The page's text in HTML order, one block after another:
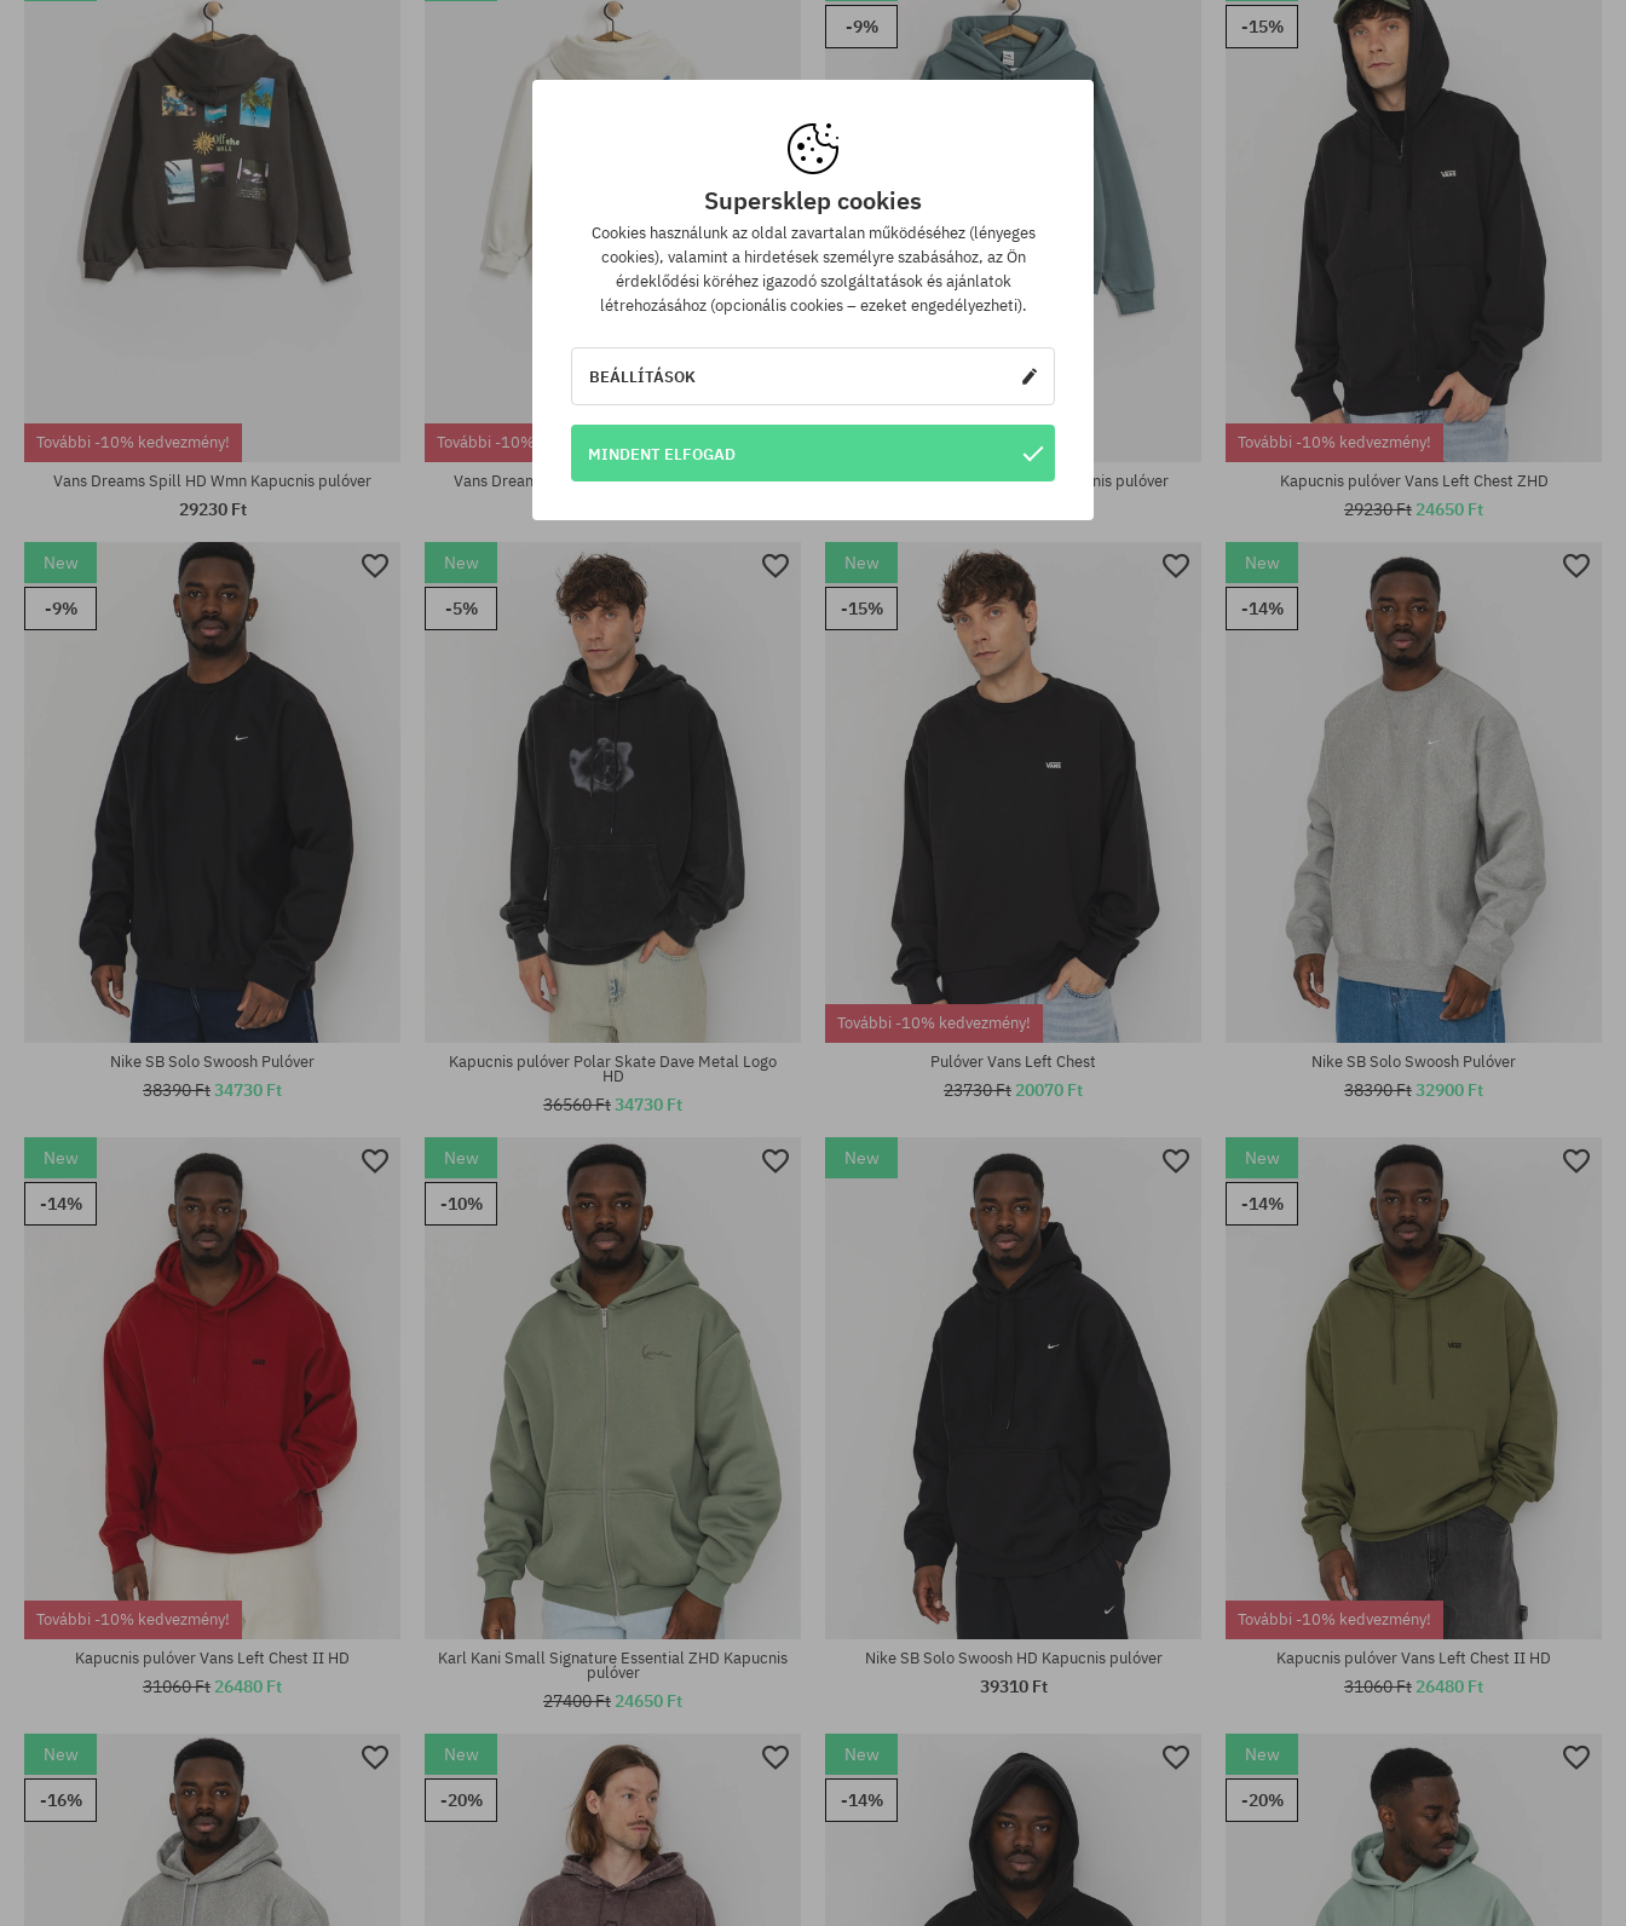
M; L
S; M; L
Elérhető méretek:
Elérhető méretek:
S; M; L; XL
Elérhető méretek:
További -10% kedvezmény!
Vans Dreams Spill HD Wmn Kapucnis pulóver
29230 Ft
Elérhető méretek:
További -10% kedvezmény!
Vans Dreams Spill HD Wmn Kapucnis pulóver
-9%
Elérhető méretek:
XL
Nike SB Essential Logo HD Kapucnis pulóver
-15%
Elérhető méretek:
S; M; L; XL; XXL
További -10% kedvezmény!
Kapucnis pulóver Vans Left Chest ZHD
29230 Ft 24650 Ft
New
-9%
Elérhető méretek:
M; L; XL
Nike SB Solo Swoosh Pulóver
38390 Ft34730 Ft
New
-5%
Elérhető méretek:
M; L; XL
Kapucnis pulóver Polar Skate Dave Metal Logo
HD
36560 Ft34730 Ft
New
-15%
Elérhető méretek:
M; L; XL; XXL
További -10% kedvezmény!
Pulóver Vans Left Chest
23730 Ft 20070 Ft
New
-14%
Elérhető méretek:
M; L; XL
Nike SB Solo Swoosh Pulóver
38390 Ft32900 Ft
New
-14%
További -10% kedvezmény!
Kapucnis pulóver Vans Left Chest II HD
31060 Ft 26480 Ft
New
-10%
Karl Kani Small Signature Essential ZHD Kapucnis
pulóver
27400 Ft 24650 Ft
New
Nike SB Solo Swoosh HD Kapucnis pulóver
39310 Ft
New
-14%
További -10% kedvezmény!
Kapucnis pulóver Vans Left Chest II HD
31060 Ft 26480 Ft
New
-16%
New
-20%
New
-14%
New
-20%
Supersklep cookies
Cookies használunk az oldal zavartalan működéséhez (lényeges
cookies), valamint a hirdetések személyre szabásához, az Ön
érdeklődési köréhez igazodó szolgáltatások és ajánlatok
létrehozásához (opcionális cookies – ezeket engedélyezheti).
BEÁLLÍTÁSOK
MINDENT ELFOGAD